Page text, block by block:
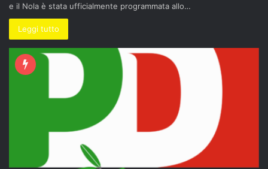
e il Nola è stata ufficialmente programmata allo…
Leggi tutto